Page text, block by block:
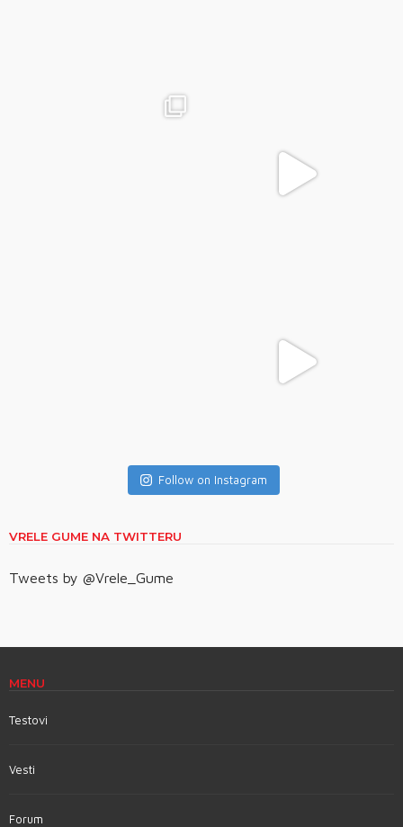
Follow on Instagram
VRELE GUME NA TWITTERU
Tweets by @Vrele_Gume
MENU
Testovi
Vesti
Forum